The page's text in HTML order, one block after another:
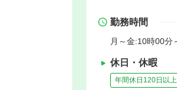
勤務時間
月～金:10時00分
休日・休暇
年間休日120日以上